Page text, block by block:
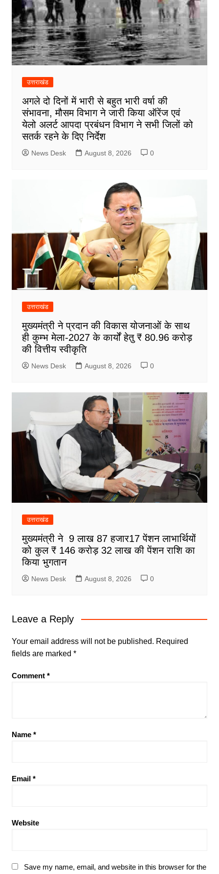
उत्तराखंड
अगले दो दिनों में भारी से बहुत भारी वर्षा की
संभावना, मौसम विभाग ने जारी किया ऑरेंज एवं
येलो अलर्ट आपदा प्रबंधन विभाग ने सभी जिलों को
सतर्क रहने के दिए निर्देश
News Desk August 8, 2026 0
उत्तराखंड
मुख्यमंत्री ने प्रदान की विकास योजनाओं के साथ
ही कुम्भ मेला-2027 के कार्यों हेतु ₹ 80.96 करोड़
की वित्तीय स्वीकृति
News Desk August 8, 2026 0
उत्तराखंड
मुख्यमंत्री ने 9 लाख 87 हजार17 पेंशन लाभार्थियों
को कुल ₹ 146 करोड़ 32 लाख की पेंशन राशि का
किया भुगतान
News Desk August 8, 2026 0
Leave a Reply
Your email address will not be published. Required
fields are marked *
Comment *
Name *
Email *
Website
Save my name, email, and website in this browser for the